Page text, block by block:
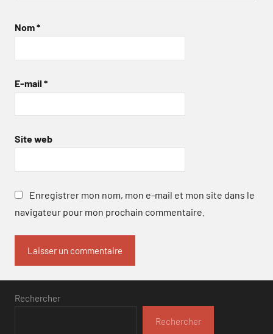
Nom*
E-mail *
Site web
Enregistrer mon nom, mon e-mail et mon site dans le
navigateur pour mon prochain commentaire.
Rechercher
Rechercher